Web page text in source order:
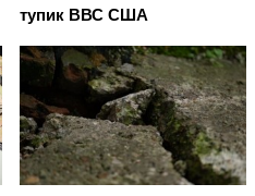
тупик ВВС США